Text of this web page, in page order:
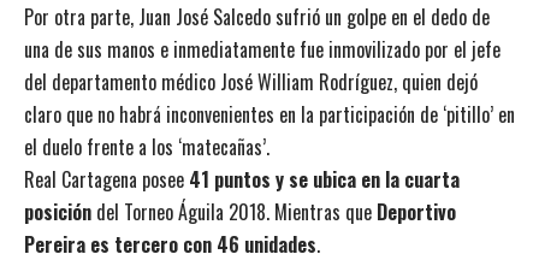
Por otra parte, Juan José Salcedo sufrió un golpe en el dedo de
una de sus manos e inmediatamente fue inmovilizado por el jefe
del departamento médico José William Rodríguez, quien dejó
claro que no habrá inconvenientes en la participación de ‘pitillo’ en
el duelo frente a los ‘matecañas’.
Real Cartagena posee 41 puntos y se ubica en la cuarta
posición del Torneo Águila 2018. Mientras que Deportivo
Pereira es tercero con 46 unidades.